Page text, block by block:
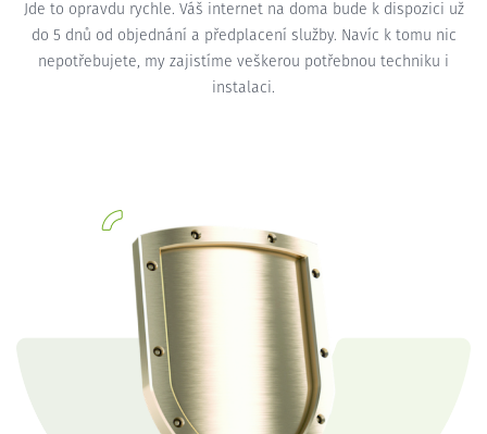
Jde to opravdu rychle. Váš internet na doma bude k dispozici už
do 5 dnů od objednání a předplacení služby. Navíc k tomu nic
nepotřebujete, my zajistíme veškerou potřebnou techniku i
instalaci.